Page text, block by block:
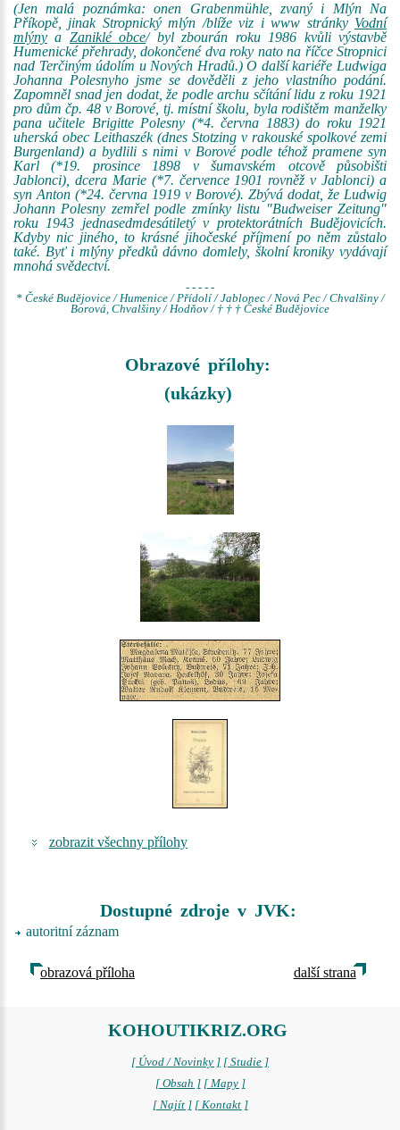
(Jen malá poznámka: onen Grabenmühle, zvaný i Mlýn Na
Příkopě, jinak Stropnický mlýn /blíže viz i www stránky Vodní
mlýny a Zaniklé obce/ byl zbourán roku 1986 kvůli výstavbě
Humenické přehrady, dokončené dva roky nato na říčce Stropnici
nad Terčiným údolím u Nových Hradů.) O další kariéře Ludwiga
Johanna Polesnyho jsme se dověděli z jeho vlastního podání.
Zapomněl snad jen dodat, že podle archu sčítání lidu z roku 1921
pro dům čp. 48 v Borové, tj. místní školu, byla rodištěm manželky
pana učitele Brigitte Polesny (*4. června 1883) do roku 1921
uherská obec Leithaszék (dnes Stotzing v rakouské spolkové zemi
Burgenland) a bydlili s nimi v Borové podle téhož pramene syn
Karl (*19. prosince 1898 v šumavském otcově působišti
Jablonci), dcera Marie (*7. července 1901 rovněž v Jablonci) a
syn Anton (*24. června 1919 v Borové). Zbývá dodat, že Ludwig
Johann Polesny zemřel podle zmínky listu "Budweiser Zeitung"
roku 1943 jednasedmdesátiletý v protektorátních Budějovicích.
Kdyby nic jiného, to krásné jihočeské příjmení po něm zůstalo
také. Byť i mlýny předků dávno domlely, školní kroniky vydávají
mnohá svědectví.
- - - - -
* České Budějovice / Humenice / Přídolí / Jablonec / Nová Pec / Chvalšiny /
Borová, Chvalšiny / Hodňov / † † † České Budějovice
Obrazové přílohy:
(ukázky)
zobrazit všechny přílohy
Dostupné zdroje v JVK:
autoritní záznam
obrazová příloha další strana
KOHOUTIKRIZ.ORG
[ Úvod / Novinky ] [ Studie ]
[ Obsah ] [ Mapy ]
[ Najít ] [ Kontakt ]